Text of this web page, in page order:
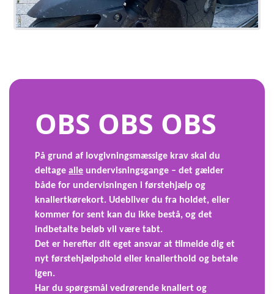
OBS OBS OBS
På grund af lovgivningsmæssige krav skal du
deltage alle undervisningsgange – det gælder
både for undervisningen i førstehjælp og
knallertkørekort. Udebliver du fra holdet, eller
kommer for sent kan du ikke bestå, og det
indbetalte beløb vil være tabt.
Det er herefter dit eget ansvar at tilmelde dig et
nyt førstehjælpshold eller knallerthold og betale
igen.
Har du spørgsmål vedrørende knallert og